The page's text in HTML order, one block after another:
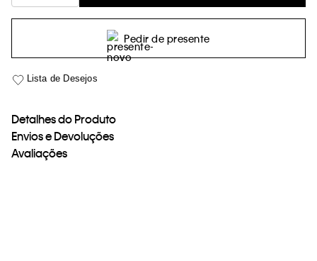
Pedir de presente
Detalhes do Produto
Envios e Devoluções
Avaliações